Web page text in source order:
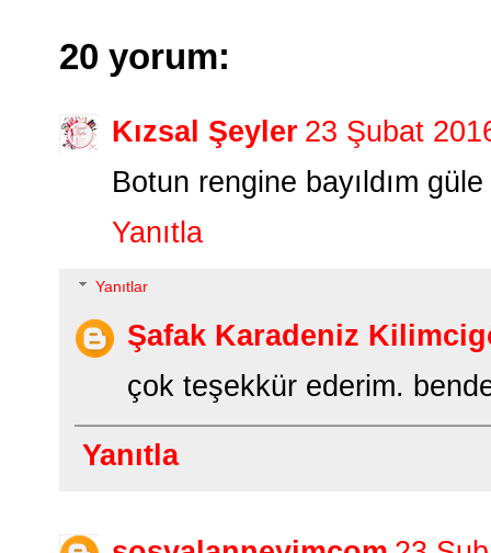
20 yorum:
Kızsal Şeyler 23 Şubat
Botun rengine bayıldım
Yanıtla
Yanıtlar
Şafak Karadeniz
çok teşekkür ederim.
Yanıtla